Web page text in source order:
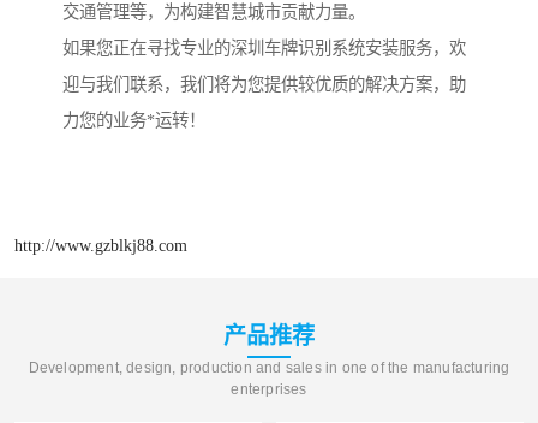
交通管理等，为构建智慧城市贡献力量。
如果您正在寻找专业的深圳车牌识别系统安装服务，欢
迎与我们联系，我们将为您提供较优质的解决方案，助
力您的业务*运转！
http://www.gzblkj88.com
产品推荐
Development, design, production and sales in one of the manufacturing
enterprises